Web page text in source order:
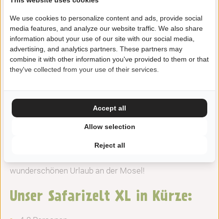
We use cookies to personalize content and ads, provide social
media features, and analyze our website traffic. We also share
information about your use of our site with our social media,
advertising, and analytics partners. These partners may
combine it with other information you've provided to them or that
they've collected from your use of their services.
Reject all
Allow selection
Accept all
Komfort ausgestattet, sondern auch extra geräumig.
Mit nicht weniger als 3 Schlafzimmern ist das
Safarizelt für 4-8 Personen geeignet.
Während Ihres Aufenthaltes wird es Ihnen an nichts
fehlen. Von einem luxuriösen Badezimmer bis zu einer
voll ausgestatteten Küche, von bequemen Betten bis zu
einer Veranda mit Gartenmöbeln. Aber was unser
Safarizelt vielleicht zum Besonderen macht, ist der
Blick auf die Berge und die natürliche Umgebung.
wunderschönen Urlaub an der Mosel!
Unser Safarizelt XL in Kürze: